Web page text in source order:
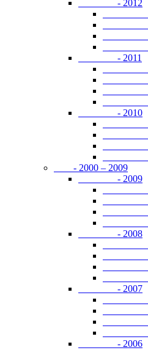
- 2012
-
-
-
-
- 2011
-
-
-
-
- 2010
-
-
-
-
- 2000 – 2009
- 2009
-
-
-
-
- 2008
-
-
-
-
- 2007
-
-
-
-
- 2006